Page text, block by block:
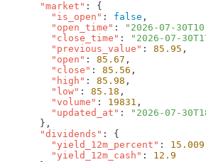
      "market"
        "is_open"
: false
        "open_time"
: "2026-07-
        "close_time"
: "2026-07-
        "previous_value"
: 85.95
        "open"
: 85.67
        "close"
: 85.56
        "high"
: 85.98
        "low"
: 85.18
        "volume"
: 19831
        "updated_at"
:
      "dividends"
        "yield_12m_percent"
: 15.009
        "yield_12m_cash"
: